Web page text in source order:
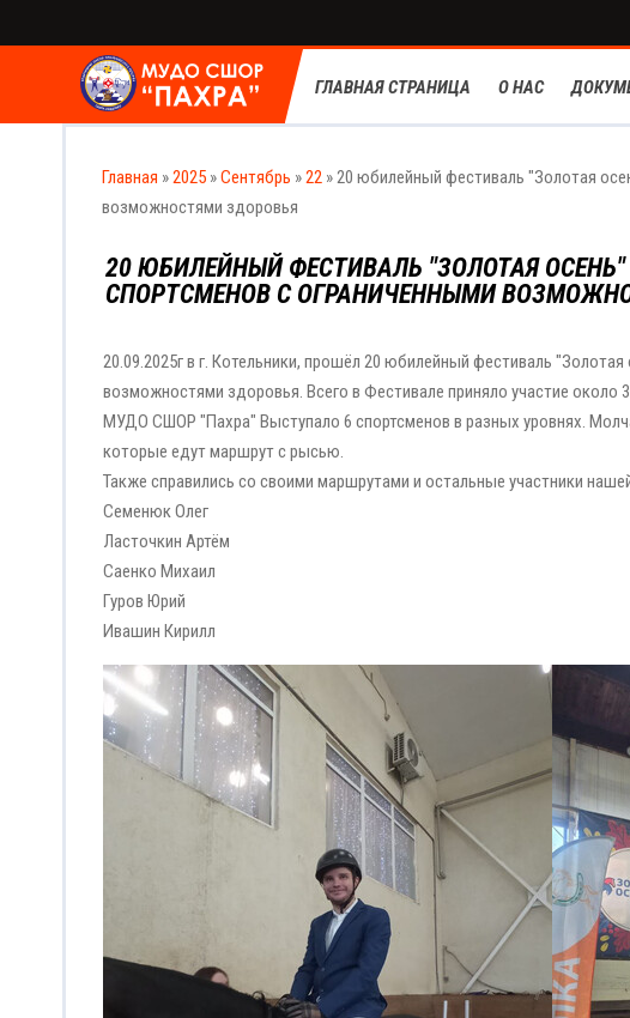
ГЛАВНАЯ СТРАНИЦА О НАС
Главная »2025 »Сентябрь »22 » 20 юбилейный фестиваль "Золотая
возможностями здоровья
20 ЮБИЛЕЙНЫЙ ФЕСТИВАЛЬ "ЗОЛОТАЯ
СПОРТСМЕНОВ С ОГРАНИЧЕННЫМИ
20.09.2025г в г. Котельники, прошёл 20 юбилейный фестиваль
возможностями здоровья. Всего в Фестивале приняло участие
МУДО СШОР "Пахра" Выступало 6 спортсменов в разных уровнях.
которые едут маршрут с рысью.
Также справились со своими маршрутами и остальные участники
Семенюк Олег
Ласточкин Артём
Саенко Михаил
Гуров Юрий
Ивашин Кирилл